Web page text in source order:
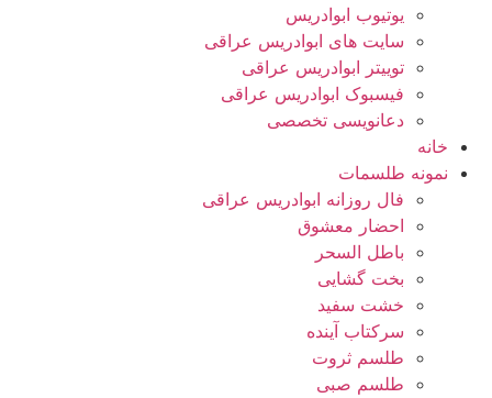
یوتیوب ابوادریس
سایت های ابوادریس عراقی
توییتر ابوادریس عراقی
فیسبوک ابوادریس عراقی
دعانویسی تخصصی
خانه
نمونه طلسمات
فال روزانه ابوادریس عراقی
احضار معشوق
باطل السحر
بخت گشایی
خشت سفید
سرکتاب آینده
طلسم ثروت
طلسم صبی